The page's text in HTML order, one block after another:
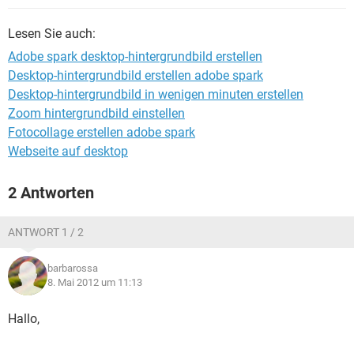
Lesen Sie auch:
Adobe spark desktop-hintergrundbild erstellen
Desktop-hintergrundbild erstellen adobe spark
Desktop-hintergrundbild in wenigen minuten erstellen
Zoom hintergrundbild einstellen
Fotocollage erstellen adobe spark
Webseite auf desktop
2 Antworten
ANTWORT 1 / 2
barbarossa
8. Mai 2012 um 11:13
Hallo,